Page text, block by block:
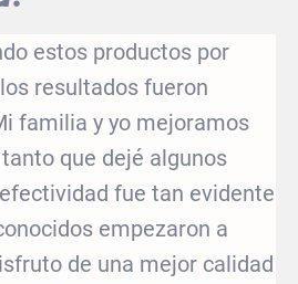
estos productos por
resultados fueron
familia y yo mejoramos
que dejé algunos
fue tan evidente
empezaron a
de una mejor calidad